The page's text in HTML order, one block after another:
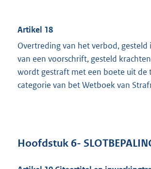
Artikel 18
Overtreding van het verbod,
van een voorschrift, gesteld
wordt gestraft met een boete uit de
categorie van bet Wetboek van
Hoofdstuk 6-